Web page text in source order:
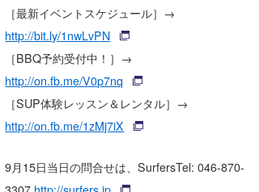
［最新イベントスケジュール］→
http://bit.ly/1nwLvPN
［BBQ予約受付中！］→
http://on.fb.me/V0p7nq
［SUP体験レッスン＆レンタル］→
http://on.fb.me/1zMj7iX
9月15日当日の問合せは、SurfersTel: 046-870-
上田純子
上條将美
唐澤予報士
米山予報士